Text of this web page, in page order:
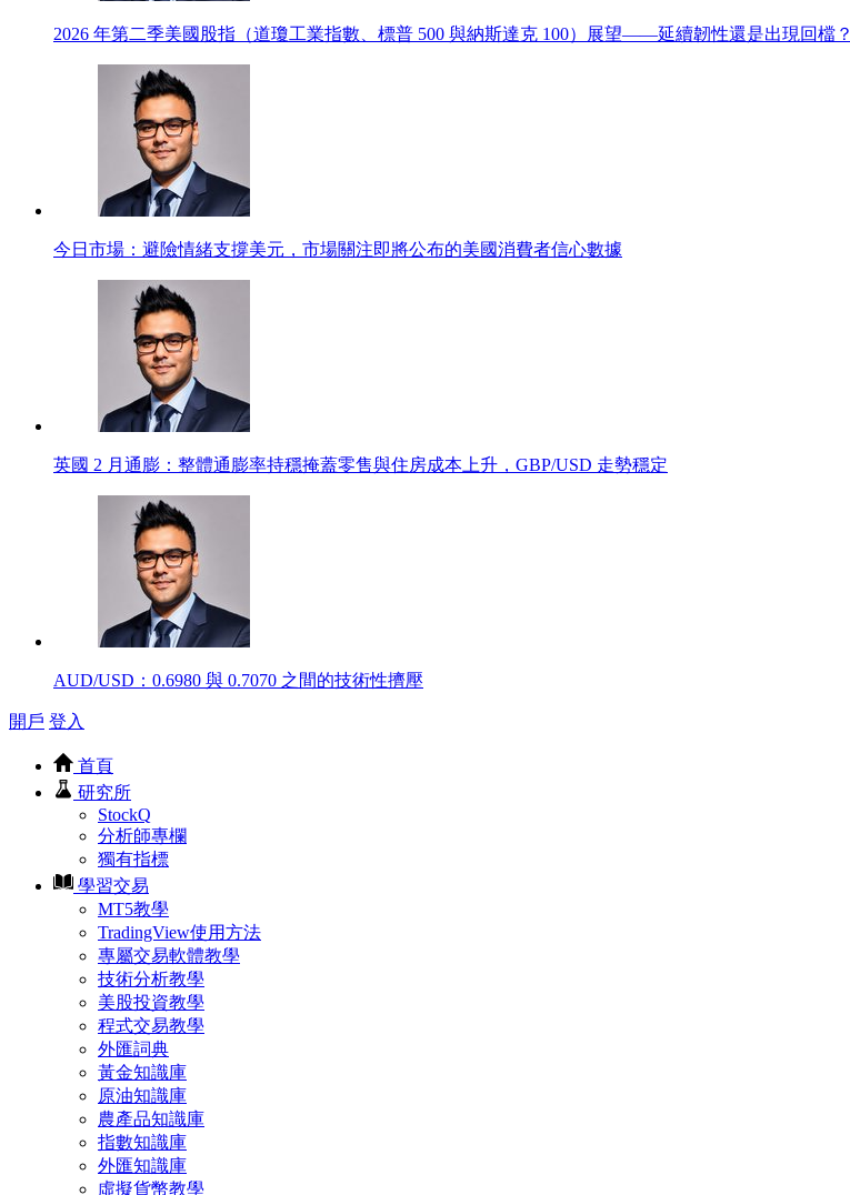
2026 年第二季美國股指（道瓊工業指數、標普 500 與納斯達克 100）展望——延續韌性還是出現回檔？
今日市場：避險情緒支撐美元，市場關注即將公布的美國消費者信心數據
英國 2 月通膨：整體通膨率持穩掩蓋零售與住房成本上升，GBP/USD 走勢穩定
AUD/USD：0.6980 與 0.7070 之間的技術性擠壓
開戶 登入
首頁
研究所
StockQ
分析師專欄
獨有指標
學習交易
MT5教學
TradingView使用方法
專屬交易軟體教學
技術分析教學
美股投資教學
程式交易教學
外匯詞典
黃金知識庫
原油知識庫
農產品知識庫
指數知識庫
外匯知識庫
虛擬貨幣教學